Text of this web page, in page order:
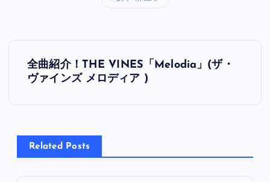
投
稿
ビ
全曲紹介！THE VINES「Melodia」(ザ・
ヴァインズ メロディア )
Related Posts